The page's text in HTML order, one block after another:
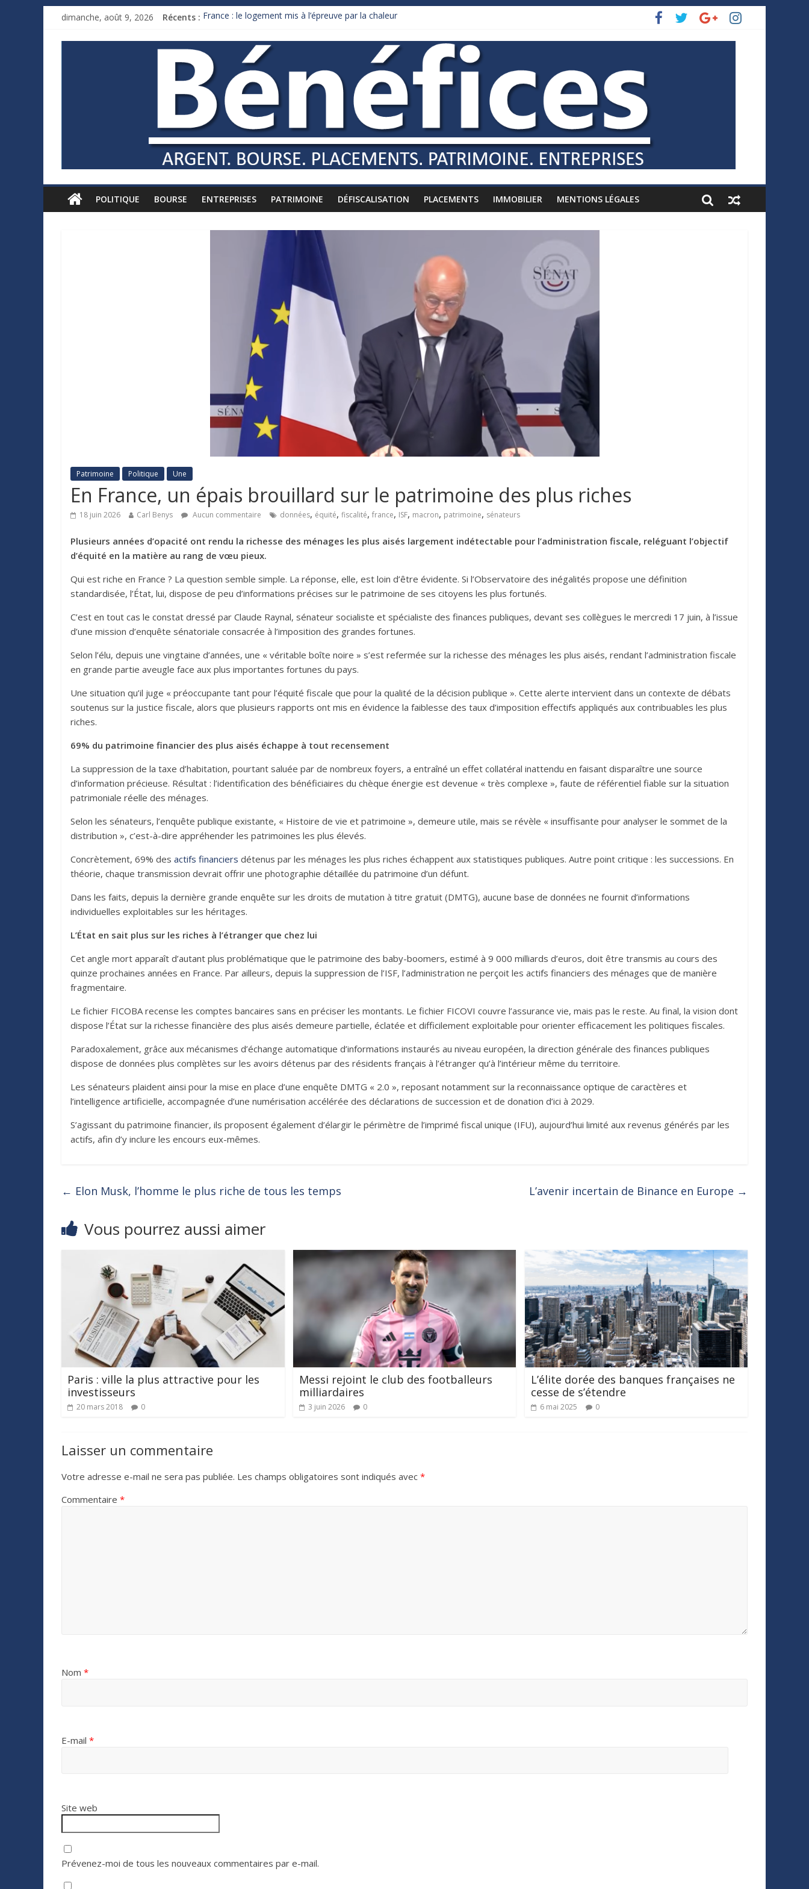
dimanche, août 9, 2026 Récents : France : le logement mis à l’épreuve par la chaleur
Royaume-Uni : Andy Burnham recule sur l’impôt
Xavier Niel, le milliardaire qui ne touche presque rien
Ruée des fortunes russes vers l’étranger
POLITIQUE BOURSE ENTREPRISES PATRIMOINE DÉFISCALISATION PLACEMENTS IMMOBILIER MENTIONS LÉGALES
Patrimoine Politique Une
En France, un épais brouillard sur le patrimoine des plus riches
18 juin 2026 Carl Benys Aucun commentaire données, équité, fiscalité, france, ISF, macron, patrimoine, sénateurs
Plusieurs années d’opacité ont rendu la richesse des ménages les plus aisés largement indétectable pour l’administration fiscale, reléguant l’objectif
d’équité en la matière au rang de vœu pieux.
Qui est riche en France ? La question semble simple. La réponse, elle, est loin d’être évidente. Si l’Observatoire des inégalités propose une définition
standardisée, l’État, lui, dispose de peu d’informations précises sur le patrimoine de ses citoyens les plus fortunés.
C’est en tout cas le constat dressé par Claude Raynal, sénateur socialiste et spécialiste des finances publiques, devant ses collègues le mercredi 17 juin, à l’issue
d’une mission d’enquête sénatoriale consacrée à l’imposition des grandes fortunes.
Selon l’élu, depuis une vingtaine d’années, une « véritable boîte noire » s’est refermée sur la richesse des ménages les plus aisés, rendant l’administration fiscale
en grande partie aveugle face aux plus importantes fortunes du pays.
Une situation qu’il juge « préoccupante tant pour l’équité fiscale que pour la qualité de la décision publique ». Cette alerte intervient dans un contexte de débats
soutenus sur la justice fiscale, alors que plusieurs rapports ont mis en évidence la faiblesse des taux d’imposition effectifs appliqués aux contribuables les plus
riches.
69% du patrimoine financier des plus aisés échappe à tout recensement
La suppression de la taxe d’habitation, pourtant saluée par de nombreux foyers, a entraîné un effet collatéral inattendu en faisant disparaître une source
d’information précieuse. Résultat : l’identification des bénéficiaires du chèque énergie est devenue « très complexe », faute de référentiel fiable sur la situation
patrimoniale réelle des ménages.
Selon les sénateurs, l’enquête publique existante, « Histoire de vie et patrimoine », demeure utile, mais se révèle « insuffisante pour analyser le sommet de la
distribution », c’est-à-dire appréhender les patrimoines les plus élevés.
Concrètement, 69% des actifs financiers détenus par les ménages les plus riches échappent aux statistiques publiques. Autre point critique : les successions. En
théorie, chaque transmission devrait offrir une photographie détaillée du patrimoine d’un défunt.
Dans les faits, depuis la dernière grande enquête sur les droits de mutation à titre gratuit (DMTG), aucune base de données ne fournit d’informations
individuelles exploitables sur les héritages.
L’État en sait plus sur les riches à l’étranger que chez lui
Cet angle mort apparaît d’autant plus problématique que le patrimoine des baby-boomers, estimé à 9 000 milliards d’euros, doit être transmis au cours des
quinze prochaines années en France. Par ailleurs, depuis la suppression de l’ISF, l’administration ne perçoit les actifs financiers des ménages que de manière
fragmentaire.
Le fichier FICOBA recense les comptes bancaires sans en préciser les montants. Le fichier FICOVI couvre l’assurance vie, mais pas le reste. Au final, la vision dont
dispose l’État sur la richesse financière des plus aisés demeure partielle, éclatée et difficilement exploitable pour orienter efficacement les politiques fiscales.
Paradoxalement, grâce aux mécanismes d’échange automatique d’informations instaurés au niveau européen, la direction générale des finances publiques
dispose de données plus complètes sur les avoirs détenus par des résidents français à l’étranger qu’à l’intérieur même du territoire.
Les sénateurs plaident ainsi pour la mise en place d’une enquête DMTG « 2.0 », reposant notamment sur la reconnaissance optique de caractères et
l’intelligence artificielle, accompagnée d’une numérisation accélérée des déclarations de succession et de donation d’ici à 2029.
S’agissant du patrimoine financier, ils proposent également d’élargir le périmètre de l’imprimé fiscal unique (IFU), aujourd’hui limité aux revenus générés par les
actifs, afin d’y inclure les encours eux-mêmes.
← Elon Musk, l’homme le plus riche de tous les temps L’avenir incertain de Binance en Europe →
Vous pourrez aussi aimer
Paris : ville la plus attractive pour les
investisseurs
20 mars 2018 0
Messi rejoint le club des footballeurs
milliardaires
3 juin 2026 0
L’élite dorée des banques françaises ne
cesse de s’étendre
6 mai 2025 0
Laisser un commentaire
Votre adresse e-mail ne sera pas publiée. Les champs obligatoires sont indiqués avec *
Commentaire *
Nom *
E-mail *
Site web
Prévenez-moi de tous les nouveaux commentaires par e-mail.